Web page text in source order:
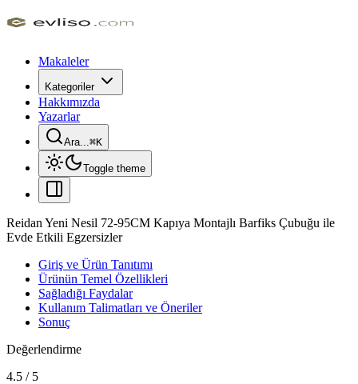
Makaleler
Kategoriler
Hakkımızda
Yazarlar
Ara...⌘K
Toggle theme
Reidan Yeni Nesil 72-95CM Kapıya Montajlı Barfiks Çubuğu ile
Evde Etkili Egzersizler
Giriş ve Ürün Tanıtımı
Ürünün Temel Özellikleri
Sağladığı Faydalar
Kullanım Talimatları ve Öneriler
Sonuç
Değerlendirme
4.5 / 5